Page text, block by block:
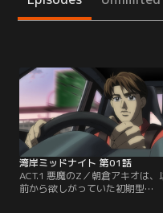
湾岸ミッドナイト 第01話
ACT.1 悪魔のZ／朝倉アキオは、
前から欲しがっていた初期型